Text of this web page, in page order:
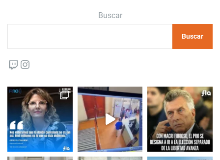
Buscar
Buscar
Twitch